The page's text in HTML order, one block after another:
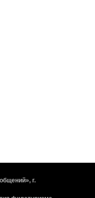
г.